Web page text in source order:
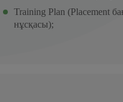
Training Plan (Placement
нұсқасы);